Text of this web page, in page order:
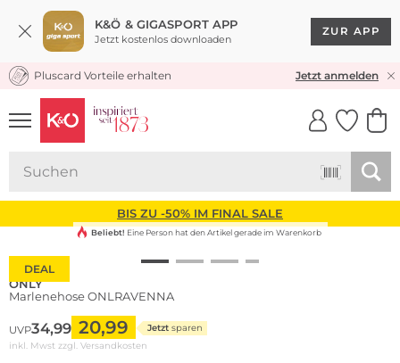
K&Ö & GIGASPORT APP
Jetzt kostenlos downloaden
ZUR APP
KOSTENLOSER VERSAND* & RÜCKVERSAND
Pluscard Vorteile erhalten Jetzt anmelden
UNSERE APP
CLICK &
BIS ZU -50% IM FINAL SALE
DEAL
Beliebt! Eine Person hat den Artikel gerade im Warenkorb
ONLY
Marlenehose ONLRAVENNA
UVP34,99 20,99 Jetzt sparen
inkl. Mwst zzgl. Versandkosten